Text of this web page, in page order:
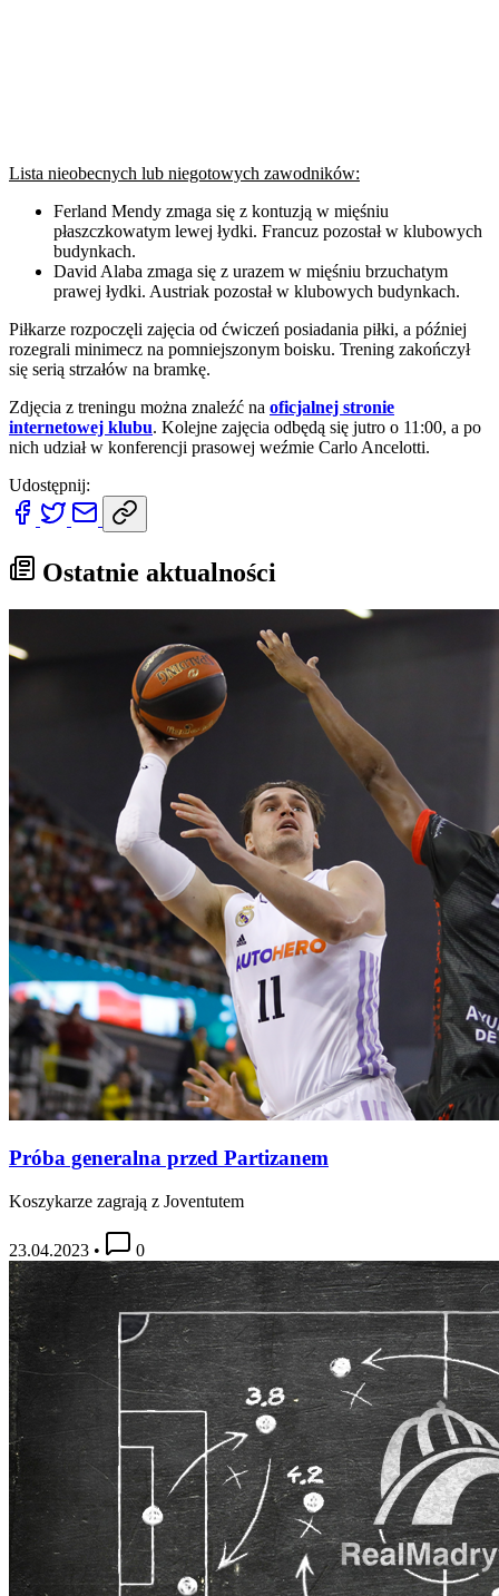
Lista nieobecnych lub niegotowych zawodników:
Ferland Mendy zmaga się z kontuzją w mięśniu
płaszczkowatym lewej łydki. Francuz pozostał w klubowych
budynkach.
David Alaba zmaga się z urazem w mięśniu brzuchatym
prawej łydki. Austriak pozostał w klubowych budynkach.
Piłkarze rozpoczęli zajęcia od ćwiczeń posiadania piłki, a później
rozegrali minimecz na pomniejszonym boisku. Trening zakończył
się serią strzałów na bramkę.
Zdjęcia z treningu można znaleźć na oficjalnej stronie
internetowej klubu. Kolejne zajęcia odbędą się jutro o 11:00, a po
nich udział w konferencji prasowej weźmie Carlo Ancelotti.
Udostępnij:
Ostatnie aktualności
Próba generalna przed Partizanem
Koszykarze zagrają z Joventutem
23.04.2023 • 0